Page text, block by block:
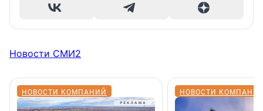
Новости СМИ2
НОВОСТИ КОМПАНИЙ НОВОСТИ